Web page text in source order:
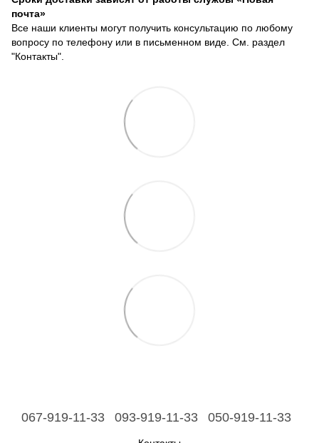
почта»
Все наши клиенты могут получить консультацию по любому
вопросу по телефону или в письменном виде. См. раздел
"Контакты".
067-919-11-33 093-919-11-33 050-919-11-33